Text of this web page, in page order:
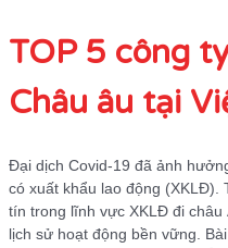
TOP 5 công
Châu âu tại
Đại dịch Covid-19 đã ảnh
có xuất khẩu lao động (XKLĐ).
tín trong lĩnh vực XKLĐ đi châu
lịch sử hoạt động bền vững.